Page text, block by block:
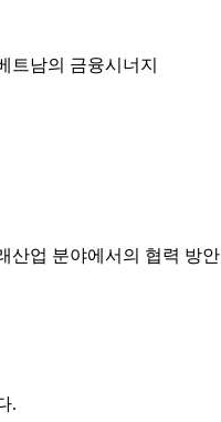
트남의 금융시너지
산업 분야에서의 협력 방안
.